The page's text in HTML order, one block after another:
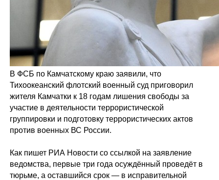
В ФСБ по Камчатскому краю заявили, что
Тихоокеанский флотский военный суд приговорил
жителя Камчатки к 18 годам лишения свободы за
участие в деятельности террористической
группировки и подготовку террористических актов
против военных ВС России.
Как пишет РИА Новости со ссылкой на заявление
ведомства, первые три года осуждённый проведёт в
тюрьме, а оставшийся срок — в исправительной